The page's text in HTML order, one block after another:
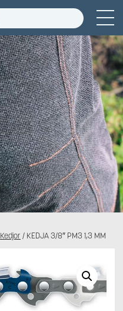
Kedjor / KEDJA 3/8″ PM3 1,3 MM